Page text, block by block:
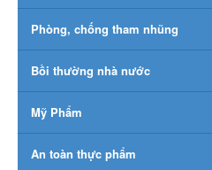
Phòng, chống tham nhũng
Bồi thường nhà nước
Mỹ Phẩm
An toàn thực phẩm